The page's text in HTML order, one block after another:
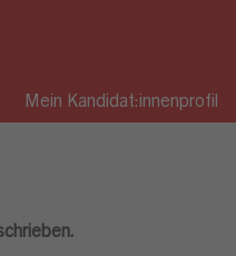
Mein Kandidat:innenprofil